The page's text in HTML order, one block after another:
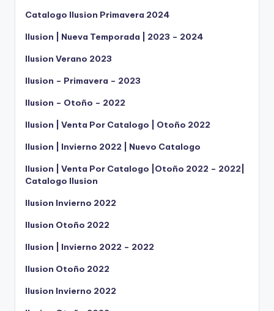
Catalogo Ilusion Primavera 2024
Ilusion | Nueva Temporada | 2023 – 2024
Ilusion Verano 2023
Ilusion – Primavera – 2023
Ilusion – Otoño – 2022
Ilusion | Venta Por Catalogo | Otoño 2022
Ilusion | Invierno 2022 | Nuevo Catalogo
Ilusion | Venta Por Catalogo |Otoño 2022 – 2022|
Catalogo Ilusion
Ilusion Invierno 2022
Ilusion Otoño 2022
Ilusion | Invierno 2022 – 2022
Ilusion Otoño 2022
Ilusion Invierno 2022